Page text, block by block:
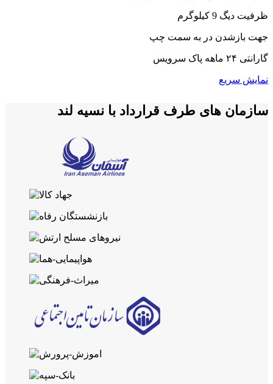
ظرفیت دیگ 9 کیلوگرم
جهت بازشدن در به سمت چپ
گارانتی ۲۴ ماهه پاک سرویس
نمایش سریع
سازمان های طرف قرارداد با نسیه لند